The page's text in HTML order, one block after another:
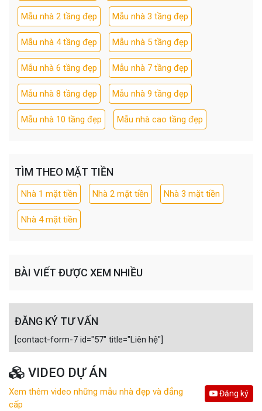
Mẫu nhà 2 tầng đẹp Mẫu nhà 3 tầng đẹp
Mẫu nhà 4 tầng đẹp Mẫu nhà 5 tầng đẹp
Mẫu nhà 6 tầng đẹp Mẫu nhà 7 tầng đẹp
Mẫu nhà 8 tầng đẹp Mẫu nhà 9 tầng đẹp
Mẫu nhà 10 tầng đẹp Mẫu nhà cao tầng đẹp
TÌM THEO MẶT TIỀN
Nhà 1 mặt tiền Nhà 2 mặt tiền Nhà 3 mặt tiền
Nhà 4 mặt tiền
BÀI VIẾT ĐƯỢC XEM NHIỀU
ĐĂNG KÝ TƯ VẤN
[contact-form-7 id="57" title="Liên hệ"]
VIDEO DỰ ÁN
Xem thêm video những mẫu nhà đẹp và đẳng
cấp
Đăng ký